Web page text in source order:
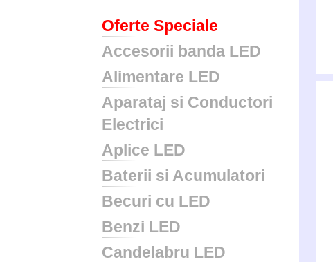
Oferte Speciale
Accesorii banda LED
Alimentare LED
Aparataj si Conductori
Electrici
Aplice LED
Baterii si Acumulatori
Becuri cu LED
Benzi LED
Candelabru LED